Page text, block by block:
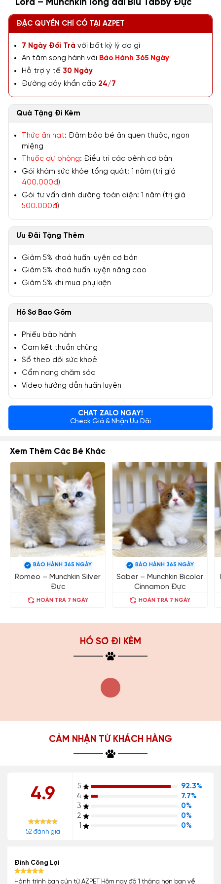
Lord – Munchkin lông dài Blu Tabby Đực
ĐẶC QUYỀN CHỈ CÓ TẠI AZPET
7 Ngày Đổi Trả với bất kỳ lý do gì
An tâm song hành với Bảo Hành 365 Ngày
Hỗ trợ y tế 30 Ngày
Đường dây khẩn cấp 24/7
Quà Tặng Đi Kèm
Thức ăn hạt: Đảm bảo bé ăn quen thuộc, ngon
miệng
Thuốc dự phòng: Điều trị các bệnh cơ bản
Gói khám sức khỏe tổng quát: 1 năm (trị giá
400.000đ)
Gói tư vấn dinh dưỡng toàn diện: 1 năm (trị giá
500.000đ)
Ưu Đãi Tặng Thêm
Giảm 5% khoá huấn luyện cơ bản
Giảm 5% khoá huấn luyện nâng cao
Giảm 5% khi mua phụ kiện
Hồ Sơ Bao Gồm
Phiếu bảo hành
Cam kết thuần chủng
Sổ theo dõi sức khoẻ
Cẩm nang chăm sóc
Video hướng dẫn huấn luyện
CHAT ZALO NGAY!
Check Giá & Nhận Ưu Đãi
Xem Thêm Các Bé Khác
BẢO HÀNH 365 NGÀY
Romeo – Munchkin Silver
Đực
HOÀN TRẢ 7 NGÀY
BẢO HÀNH 365 NGÀY
Saber – Munchkin Bicolor
Cinnamon Đực
HOÀN TRẢ 7 NGÀY
HỒ SƠ ĐI KÈM
CẢM NHẬN TỪ KHÁCH HÀNG
4.9
52 đánh giá
5
92.3%
4
7.7%
3
0%
2
0%
1
0%
Đinh Công Lợi
Hành trình bạn cún từ AZPET Hôm nay đã 1 tháng hơn bạn về